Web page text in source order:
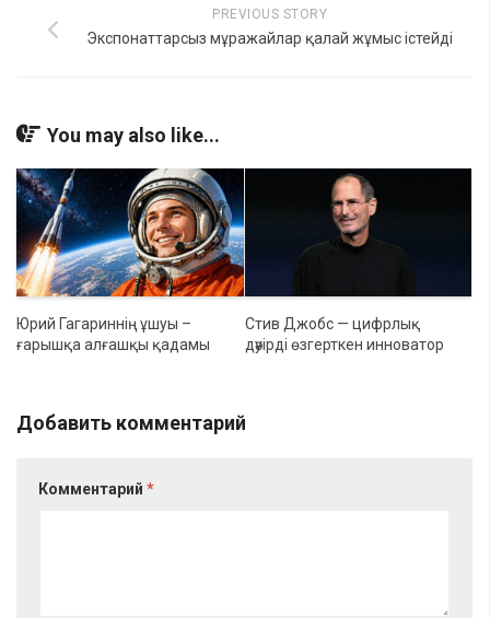
PREVIOUS STORY
Экспонаттарсыз мұражайлар қалай жұмыс істейді
You may also like...
Юрий Гагариннің ұшуы –
ғарышқа алғашқы қадамы
Стив Джобс — цифрлық
дәуірді өзгерткен инноватор
Добавить комментарий
Комментарий *